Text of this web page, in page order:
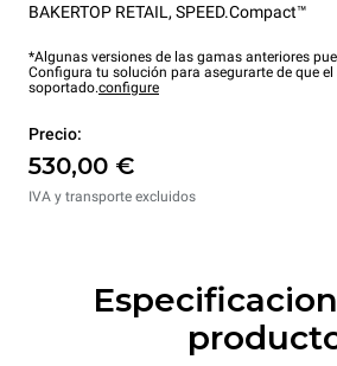
BAKERTOP RETAIL , SPEED.Compact™
*Algunas versiones de las gamas anteriores
Configura tu solución para asegurarte de que el
soportado.configure
Precio:
530,00 €
IVA y transporte excluidos